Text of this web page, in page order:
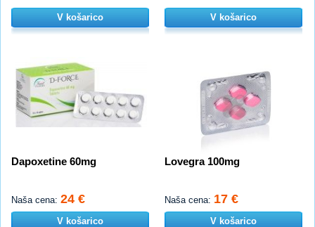
V košarico V košarico
Dapoxetine 60mg
Naša cena: 24 €
V košarico
Lovegra 100mg
Naša cena: 17 €
V košarico